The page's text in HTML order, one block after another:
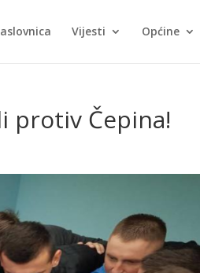
Vijesti Općine
protiv Čepina!